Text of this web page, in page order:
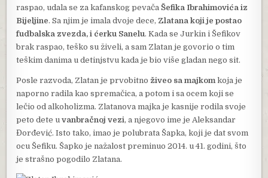
raspao, udala se za kafanskog pevačaŠefika Ibrahimovića iz
Bijeljine. Sa njim je imala dvoje dece, Zlatana koji je postao
fudbalska zvezda, i ćerku Sanelu. Kada se Jurkin i Šefikov
brak raspao, teško su živeli, a sam Zlatan je govorio o tim
teškim danima u detinjstvu kada je bio više gladan nego sit.
Posle razvoda, Zlatan je prvobitno živeo sa majkomkoja je
naporno radila kao spremačica, a potom i sa ocem koji se
lečio od alkoholizma. Zlatanova majka je kasnije rodila svoje
peto dete uvanbračnoj vezi, a njegovo ime je Aleksandar
Đorđević. Isto tako, imao je polubrata Šapka, koji je dat svom
ocu Šefiku. Šapko je nažalost preminuo 2014. u 41. godini, što
je strašno pogodilo Zlatana.